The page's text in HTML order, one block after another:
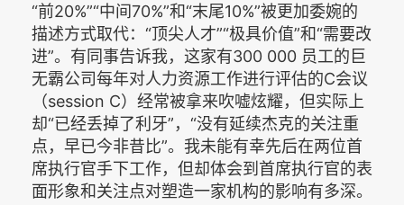
“前20%”“中间70%”和“末尾10%”被更加委婉的
描述方式取代：“顶尖人才”“极具价值”和“需要改
进”。有同事告诉我，这家有300 000 员工的巨
无霸公司每年对人力资源工作进行评估的C会议
（session C）经常被拿来吹嘘炫耀，但实际上
却“已经丢掉了利牙”，“没有延续杰克的关注重
点，早已今非昔比”。我未能有幸先后在两位首
席执行官手下工作，但却体会到首席执行官的表
面形象和关注点对塑造一家机构的影响有多深。